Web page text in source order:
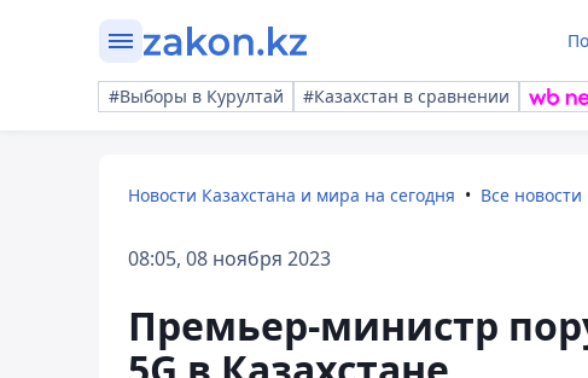
#Выборы в Курултай #Казахстан в сравнении
Новости Казахстана и мира на сегодня Все новости
08:05, 08 ноября 2023
Премьер-министр